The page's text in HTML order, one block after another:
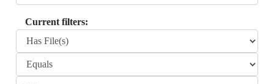
Current filters: